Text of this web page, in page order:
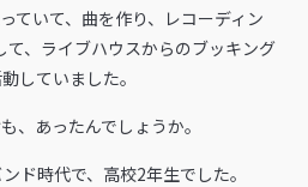
ていて、曲を作り、レコーディン
て、ライブハウスからのブッキング
していました。
、あったんでしょうか。
時代で、高校2年生でした。